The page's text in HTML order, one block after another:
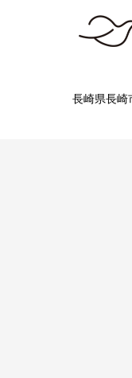
長崎県長崎